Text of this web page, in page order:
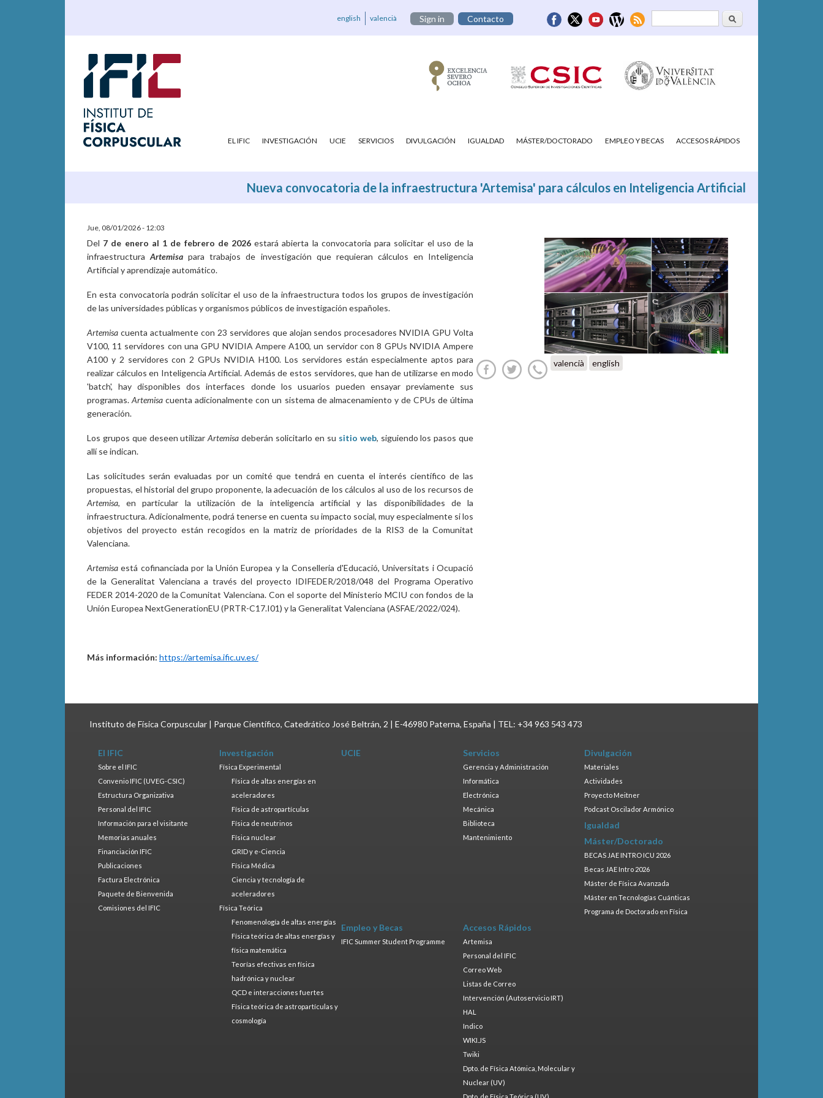
Formulario deBuscar
english valencià Sign in Contacto
EL IFIC INVESTIGACIÓN UCIE SERVICIOS DIVULGACIÓN IGUALDAD MÁSTER/DOCTORADO EMPLEO Y BECAS ACCESOS RÁPIDOS
Nueva convocatoria de la infraestructura 'Artemisa' para cálculos en Inteligencia Artificial
Jue, 08/01/2026 - 12:03
Del 7 de enero al 1 de febrero de 2026estará abierta la convocatoria para solicitar el uso de la
infraestructuraArtemisa para trabajos de investigación que requieran cálculos en Inteligencia
Artificial y aprendizaje automático.
En esta convocatoria podrán solicitar el uso de la infraestructura todos los grupos de investigación
de las universidades públicas y organismos públicos de investigación españoles.
Artemisacuenta actualmente con 23 servidores que alojan sendos procesadores NVIDIA GPU Volta
V100, 11 servidores con una GPU NVIDIA Ampere A100, un servidor con 8 GPUs NVIDIA Ampere
A100 y 2 servidores con 2 GPUs NVIDIA H100. Los servidores están especialmente aptos para
realizar cálculos en Inteligencia Artificial. Además de estos servidores, que han de utilizarse en modo
'batch', hay disponibles dos interfaces donde los usuarios pueden ensayar previamente sus
programas.Artemisa cuenta adicionalmente con un sistema de almacenamiento y de CPUs de última
generación.
Los grupos que deseen utilizarArtemisa deberán solicitarlo en su sitio web, siguiendo los pasos que
allí se indican.
Las solicitudes serán evaluadas por un comité que tendrá en cuenta el interés científico de las
propuestas, el historial del grupo proponente, la adecuación de los cálculos al uso de los recursos de
Artemisa, en particular la utilización de la inteligencia artificial y las disponibilidades de la
infraestructura. Adicionalmente, podrá tenerse en cuenta su impacto social, muy especialmente si los
objetivos del proyecto están recogidos en la matriz de prioridades de la RIS3 de la Comunitat
Valenciana.
Artemisaestá cofinanciada por la Unión Europea y la Conselleria d'Educació, Universitats i Ocupació
de la Generalitat Valenciana a través del proyecto IDIFEDER/2018/048 del Programa Operativo
FEDER 2014-2020 de la Comunitat Valenciana. Con el soporte del Ministerio MCIU con fondos de la
Unión Europea NextGenerationEU (PRTR-C17.I01) y la Generalitat Valenciana (ASFAE/2022/024).
Más información: https://artemisa.ific.uv.es/
valencià english
Instituto de Física Corpuscular | Parque Científico, Catedrático José Beltrán, 2 | E-46980 Paterna, España | TEL: +34 963 543 473
El IFIC
Sobre el IFIC
Convenio IFIC (UVEG-CSIC)
Estructura Organizativa
Personal del IFIC
Información para el visitante
Memorias anuales
Financiación IFIC
Publicaciones
Factura Electrónica
Paquete de Bienvenida
Comisiones del IFIC
Investigación
Física Experimental
Física de altas energías en
aceleradores
Física de astropartículas
Física de neutrinos
Física nuclear
GRID y e-Ciencia
Física Médica
Ciencia y tecnología de
aceleradores
Física Teórica
Fenomenología de altas energías
Física teórica de altas energías y
física matemática
Teorías efectivas en física
hadrónica y nuclear
QCD e interacciones fuertes
Física teórica de astropartículas y
cosmología
UCIE Servicios
Gerencia y Administración
Informática
Electrónica
Mecánica
Biblioteca
Mantenimiento
Divulgación
Materiales
Actividades
Proyecto Meitner
Podcast Oscilador Armónico
Igualdad
Máster/Doctorado
BECAS JAE INTRO ICU 2026
Becas JAE Intro 2026
Máster de Física Avanzada
Máster en Tecnologías Cuánticas
Programa de Doctorado en Física
Empleo y Becas
IFIC Summer Student Programme
Accesos Rápidos
Artemisa
Personal del IFIC
Correo Web
Listas de Correo
Intervención (Autoservicio IRT)
HAL
Indico
WIKI.JS
Twiki
Dpto. de Física Atómica, Molecular y
Nuclear (UV)